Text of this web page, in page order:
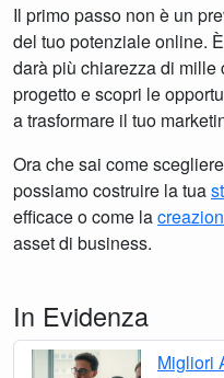
Il primo passo non è un
del tuo potenziale online.
darà più chiarezza di
progetto e scopri le
a trasformare il tuo
Ora che sai come
possiamo costruire la tua
efficace o come la
asset di business.
In Evidenza
Migliori